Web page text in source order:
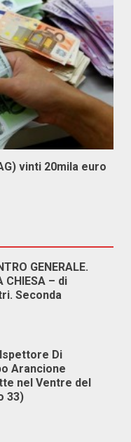
vinti 20mila euro
GENERALE.
CHIESA – di
Seconda
Di
Arancione
nel Ventre del
33)